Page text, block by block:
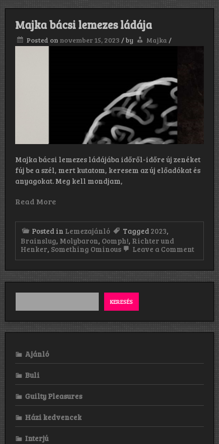
Majka bácsi lemezes ládája
Posted on november 15, 2023 /by Majka /
Majka bácsi lemezes ládájába időről-időre új zenéket
fúj be a szél, mert kutatom, keresem az új előadókat és
anyagokat. Meg kell mondjam,
Read More
Posted in Lemezajánló Tagged 2023,
Brainslug, Molybaron, Oomph!, Richter und
Henker, Something Ominous Leave a Commenton
ládája
KERESÉS
Ajánló
Buli
Guilty Pleasures
Házi kedvencek
Interjú